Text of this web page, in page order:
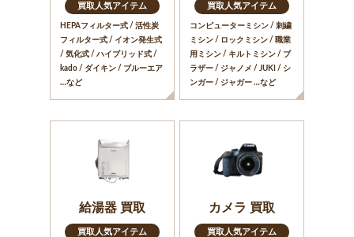
買取人気アイテム
HEPAフィルター式 / 活性炭
フィルター式 / イオン発生式
/ 気化式 / ハイブリッド式 /
kado / ダイキン / ブルーエア
…など
買取人気アイテム
コンピューターミシン / 刺繍
ミシン / ロックミシン / 職業
用ミシン / キルトミシン / ブ
ラザー / ジャノメ / JUKI / シ
ンガー / ジャガー …など
給湯器 買取
買取人気アイテム
カメラ 買取
買取人気アイテム